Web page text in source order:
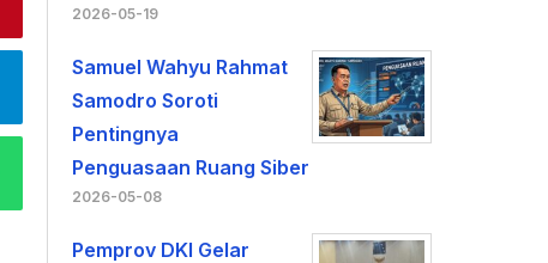
2026-05-19
Samuel Wahyu Rahmat
Samodro Soroti
Pentingnya
Penguasaan Ruang Siber
2026-05-08
Pemprov DKI Gelar